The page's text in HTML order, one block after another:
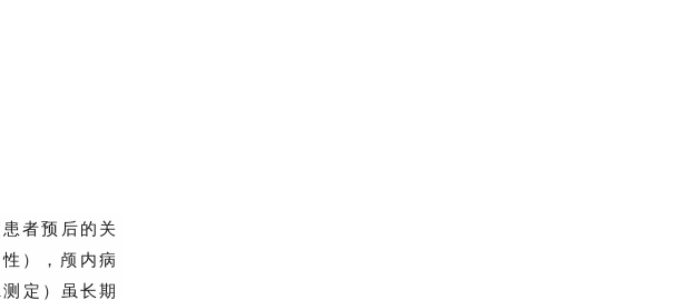
者预后的关
），颅内病
定）虽长期